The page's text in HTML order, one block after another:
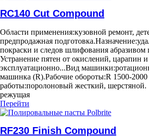
RC140 Cut Compound
Области применения:кузовной ремонт,
предпродажная подготовка.Назначение:
покраски и следов шлифования абразивом
Устранение пятен от окислений, царапин
эксплуатационно...Вид машинки:
машинка (R).Рабочие обороты:R 1500-
работы:поролоновый жесткий, шерстяной.
режущая
Перейти
RF230 Finish Compound